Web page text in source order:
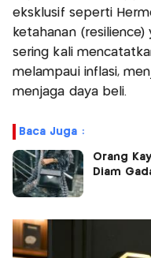
eksklusif seperti
ketahanan
sering kali
melampaui inflasi,
menjaga daya beli.
Baca Juga :
Orang
Diam